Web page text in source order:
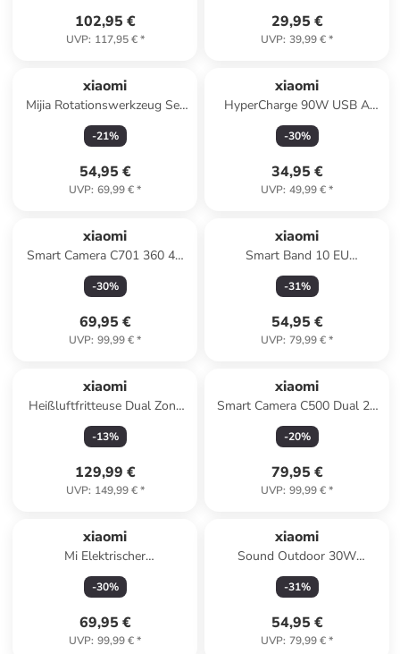
102,95 €
UVP: 117,95 €*
29,95 €
UVP: 39,99 €*
xiaomi
Mijia Rotationswerkzeug Set
Akku 60 Zubehör
-21%
54,95 €
UVP: 69,99 €*
xiaomi
HyperCharge 90W USB A
Ladegerät mit USB C Kabel
Weiß
-30%
34,95 €
UVP: 49,99 €*
xiaomi
Smart Camera C701 360 4K
White EU
-30%
69,95 €
UVP: 99,99 €*
xiaomi
Smart Band 10 EU
BHR07PYGL
-31%
54,95 €
UVP: 79,99 €*
xiaomi
Heißluftfritteuse Dual Zone
Air Fryer (BHR07SGEU) in
schwarz
-13%
129,99 €
UVP: 149,99 €*
xiaomi
Smart Camera C500 Dual 2K
WLAN Innenkamera
-20%
79,95 €
UVP: 99,99 €*
xiaomi
Mi Elektrischer
Luftkompressor 2 Pro EU
-30%
69,95 €
UVP: 99,99 €*
xiaomi
Sound Outdoor 30W
Bluetooth Lautsprecher
-31%
54,95 €
UVP: 79,99 €*